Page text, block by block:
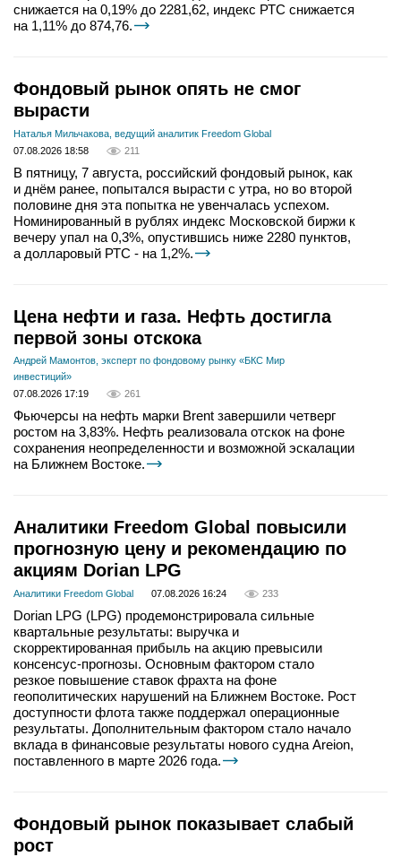
снижается на 0,19% до 2281,62, индекс РТС снижается
на 1,11% до 874,76.
Фондовый рынок опять не смог
вырасти
Наталья Мильчакова, ведущий аналитик Freedom Global
07.08.2026 18:58
211
В пятницу, 7 августа, российский фондовый рынок, как
и днём ранее, попытался вырасти с утра, но во второй
половине дня эта попытка не увенчалась успехом.
Номинированный в рублях индекс Московской биржи к
вечеру упал на 0,3%, опустившись ниже 2280 пунктов,
а долларовый РТС - на 1,2%.
Цена нефти и газа. Нефть достигла
первой зоны отскока
Андрей Мамонтов, эксперт по фондовому рынку «БКС Мир
инвестиций»
07.08.2026 17:19
261
Фьючерсы на нефть марки Brent завершили четверг
ростом на 3,83%. Нефть реализовала отскок на фоне
сохранения неопределенности и возможной эскалации
на Ближнем Востоке.
Аналитики Freedom Global повысили
прогнозную цену и рекомендацию по
акциям Dorian LPG
Аналитики Freedom Global 07.08.2026 16:24 233
Dorian LPG (LPG) продемонстрировала сильные
квартальные результаты: выручка и
скорректированная прибыль на акцию превысили
консенсус-прогнозы. Основным фактором стало
резкое повышение ставок фрахта на фоне
геополитических нарушений на Ближнем Востоке. Рост
доступности флота также поддержал операционные
результаты. Дополнительным фактором стало начало
вклада в финансовые результаты нового судна Areion,
поставленного в марте 2026 года.
Фондовый рынок показывает слабый
рост